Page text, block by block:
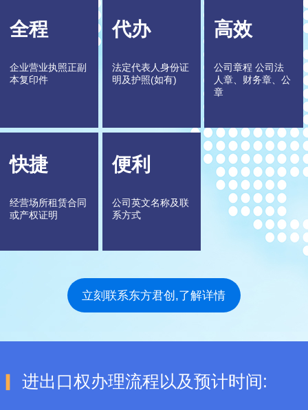
全程
企业营业执照正副
本复印件
代办
法定代表人身份证
明及护照(如有)
高效
公司章程 公司法
人章、财务章、公
章
快捷
经营场所租赁合同
或产权证明
便利
公司英文名称及联
系方式
立刻联系东方君创,了解详情
进出口权办理流程以及预计时间: